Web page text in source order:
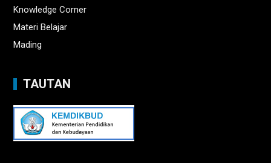
Knowledge Corner
Materi Belajar
Mading
TAUTAN